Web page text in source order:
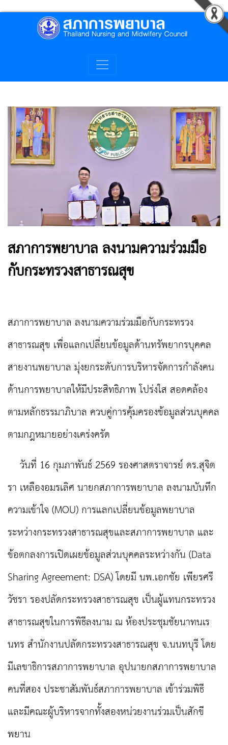
สภาการพยาบาล ลงนามความร่วมมือ
กับกระทรวงสาธารณสุข
สภาการพยาบาล ลงนามความร่วมมือกับกระทรวง
สาธารณสุข เพื่อแลกเปลี่ยนข้อมูลด้านทรัพยากรบุคคล
สายงานพยาบาล มุ่งยกระดับการบริหารจัดการกำลังคน
ด้านการพยาบาลให้มีประสิทธิภาพ โปร่งใส สอดคล้อง
ตามหลักธรรมาภิบาล ควบคู่การคุ้มครองข้อมูลส่วนบุคคล
ตามกฎหมายอย่างเคร่งครัด
วันที่ 16 กุมภาพันธ์ 2569 รองศาสตราจารย์ ดร.สุจิต
รา เหลืองอมรเลิศ นายกสภาการพยาบาล ลงนามบันทึก
ความเข้าใจ (MOU) การแลกเปลี่ยนข้อมูลพยาบาล
ระหว่างกระทรวงสาธารณสุขและสภาการพยาบาล และ
ข้อตกลงการเปิดเผยข้อมูลส่วนบุคคลระหว่างกัน (Data
Sharing Agreement: DSA) โดยมี นพ.เอกชัย เพียรศรี
วัชรา รองปลัดกระทรวงสาธารณสุข เป็นผู้แทนกระทรวง
สาธารณสุขในการพิธีลงนาม ณ ห้องประชุมชัยนาทนเร
นทร สำนักงานปลัดกระทรวงสาธารณสุข จ.นนทบุรี โดย
มีเลขาธิการสภาการพยาบาล อุปนายกสภาการพยาบาล
คนที่สอง ประชาสัมพันธ์สภาการพยาบาล เข้าร่วมพิธี
และมีคณะผู้บริหารจากทั้งสองหน่วยงานร่วมเป็นสักขี
พยาน